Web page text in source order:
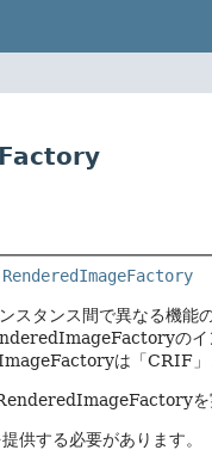
RenderedImageFactory
ンス間で異なる機能の
の
は「CRIF」
を
供する必要があります。